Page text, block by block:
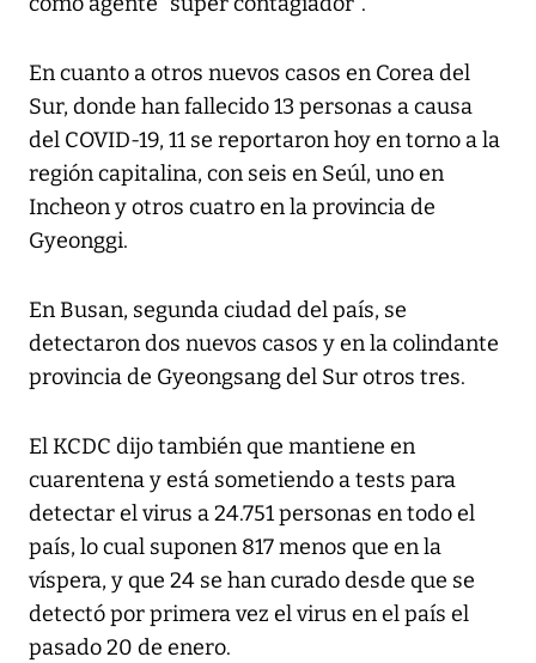
En cuanto a otros nuevos casos en Corea del
Sur, donde han fallecido 13 personas a causa
del COVID-19, 11 se reportaron hoy en torno a la
región capitalina, con seis en Seúl, uno en
Incheon y otros cuatro en la provincia de
Gyeonggi.
En Busan, segunda ciudad del país, se
detectaron dos nuevos casos y en la colindante
provincia de Gyeongsang del Sur otros tres.
El KCDC dijo también que mantiene en
cuarentena y está sometiendo a tests para
detectar el virus a 24.751 personas en todo el
país, lo cual suponen 817 menos que en la
víspera, y que 24 se han curado desde que se
detectó por primera vez el virus en el país el
pasado 20 de enero.